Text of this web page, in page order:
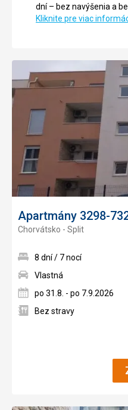
dní – bez navýšenia a
Kliknite pre viac
Apartmány 3298-
Chorvátsko - Split
8 dní / 7 nocí
Vlastná
po 31.8. - po 7.9.2026
Bez stravy